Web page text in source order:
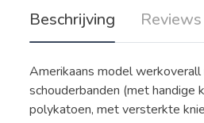
Beschrijving
Amerikaans model
schouderbanden (met
polykatoen, met versterkte